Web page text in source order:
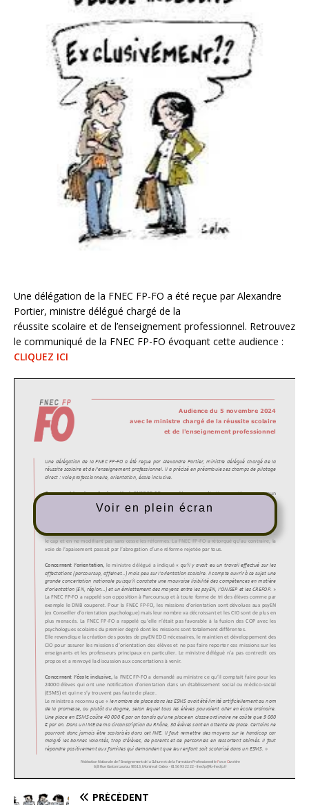
Une délégation de la FNEC FP-FO a été reçue par Alexandre
Portier, ministre délégué chargé de la
réussite scolaire et de l’enseignement professionnel. Retrouvez
le communiqué de la FNEC FP-FO évoquant cette audience :
CLIQUEZ ICI
Voir en plein écran
PRÉCÉDENT